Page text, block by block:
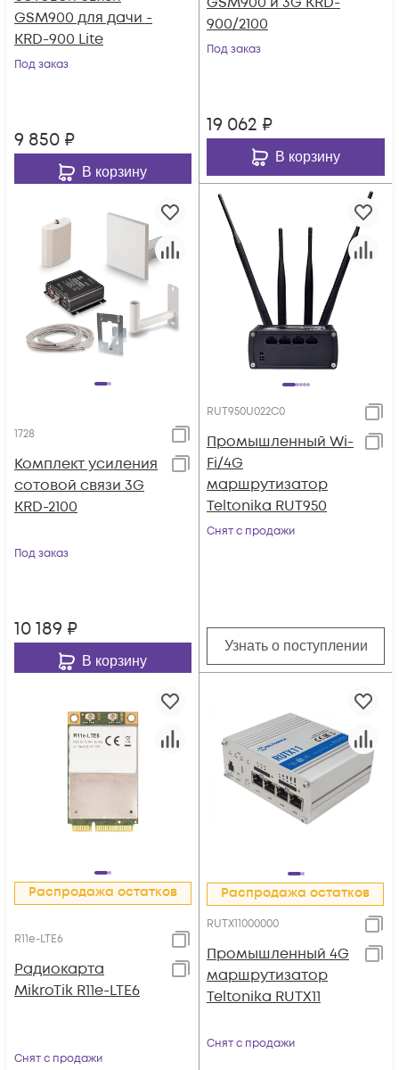
GSM900 для дачи -
KRD-900 Lite
Под заказ
9 850 ₽
В корзину
900/2100
Под заказ
19 062 ₽
В корзину
1728
Комплект усиления
сотовой связи 3G
KRD-2100
Под заказ
10 189 ₽
В корзину
RUT950U022C0
Промышленный Wi-
Fi/4G
маршрутизатор
Teltonika RUT950
Снят с продажи
Узнать о поступлении
Распродажа остатков
R11e-LTE6
Радиокарта
MikroTik R11e-LTE6
Снят с продажи
Распродажа остатков
RUTX11000000
Промышленный 4G
маршрутизатор
Teltonika RUTX11
Снят с продажи